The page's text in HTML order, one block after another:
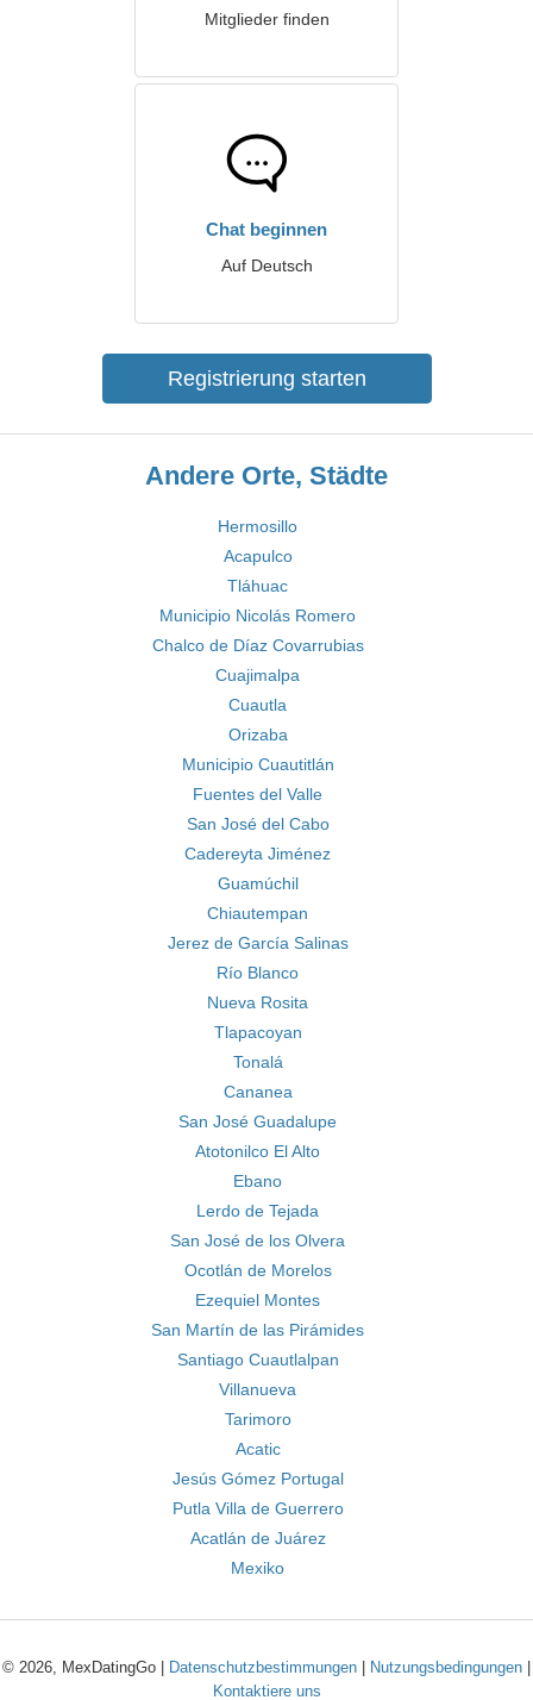
Mitglieder finden
Chat beginnen
Auf Deutsch
Registrierung starten
Andere Orte, Städte
Hermosillo
Acapulco
Tláhuac
Municipio Nicolás Romero
Chalco de Díaz Covarrubias
Cuajimalpa
Cuautla
Orizaba
Municipio Cuautitlán
Fuentes del Valle
San José del Cabo
Cadereyta Jiménez
Guamúchil
Chiautempan
Jerez de García Salinas
Río Blanco
Nueva Rosita
Tlapacoyan
Tonalá
Cananea
San José Guadalupe
Atotonilco El Alto
Ebano
Lerdo de Tejada
San José de los Olvera
Ocotlán de Morelos
Ezequiel Montes
San Martín de las Pirámides
Santiago Cuautlalpan
Villanueva
Tarimoro
Acatic
Jesús Gómez Portugal
Putla Villa de Guerrero
Acatlán de Juárez
Mexiko
© 2026, MexDatingGo | Datenschutzbestimmungen Nutzungsbedingungen
Kontaktiere uns